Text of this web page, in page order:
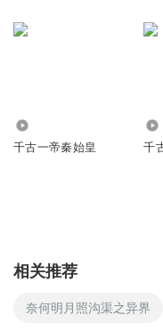
千古一帝秦始皇 千
相关推荐
奈何明月照沟渠之异界